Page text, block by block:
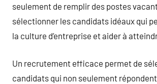
seulement de remplir des postes
sélectionner les candidats idéaux qui
la culture d’entreprise et aider à
Un recrutement efficace permet de
candidats qui non seulement